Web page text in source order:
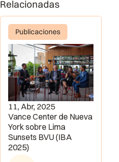
Relacionadas
Publicaciones
11, Abr, 2025
Vance Center de Nueva
York sobre Lima
Sunsets BVU (IBA
2025)